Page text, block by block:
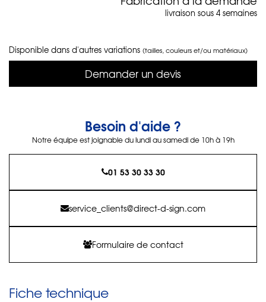
livraison sous 4 semaines
Disponible dans d'autres variations (tailles, couleurs et/ou matériaux)
Demander un devis
Besoin d'aide ?
Notre équipe est joignable du lundi au samedi de 10h à 19h
01 53 30 33 30
service_clients@direct-d-sign.com
Formulaire de contact
Fiche technique